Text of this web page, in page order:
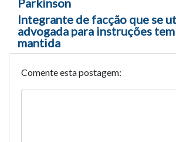
Parkinson
Integrante de facção que se
advogada para instruções
mantida
Comente esta postagem: